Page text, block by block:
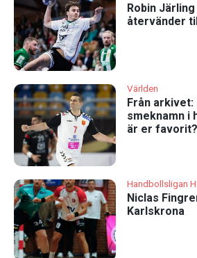
Robin
återvänder
Världen
Från arkivet:
smeknamn i
är er favorit?
Handbollsligan
Niclas
Karlskrona